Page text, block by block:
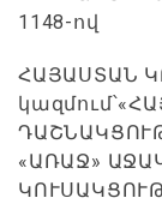
1148-ով
ՀԱՅԱՍՏԱՆ
«ԱՌԱՋ»